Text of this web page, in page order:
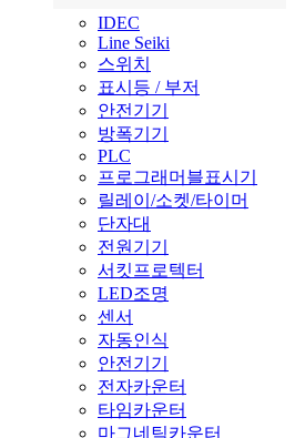
IDEC
Line Seiki
스위치
표시등 / 부저
안전기기
방폭기기
PLC
프로그래머블표시기
릴레이/소켓/타이머
단자대
전원기기
서킷프로텍터
LED조명
센서
자동인식
안전기기
전자카운터
타임카운터
마그네틱카운터